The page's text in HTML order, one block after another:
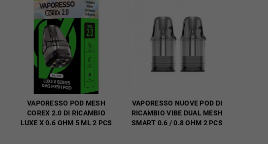
VAPORESSO POD MESH
COREX 2.0 DI RICAMBIO
LUXE X 0.6 OHM 5 ML 2 PCS
VAPORESSO NUOVE POD DI
RICAMBIO VIBE DUAL MESH
SMART 0.6 / 0.8 OHM 2 PCS